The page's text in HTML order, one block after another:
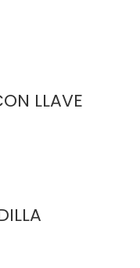
LLAVE